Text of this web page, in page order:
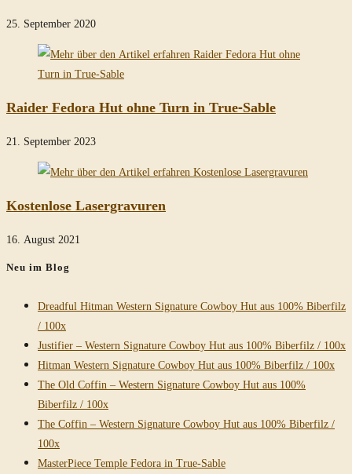
25. September 2020
Raider Fedora Hut ohne Turn in True-Sable
21. September 2023
Kostenlose Lasergravuren
16. August 2021
Neu im Blog
Dreadful Hitman Western Signature Cowboy Hut aus 100% Biberfilz
/ 100x
Justifier – Western Signature Cowboy Hut aus 100% Biberfilz / 100x
Hitman Western Signature Cowboy Hut aus 100% Biberfilz / 100x
The Old Coffin – Western Signature Cowboy Hut aus 100%
Biberfilz / 100x
The Coffin – Western Signature Cowboy Hut aus 100% Biberfilz /
100x
MasterPiece Temple Fedora in True-Sable